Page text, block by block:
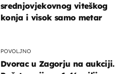
srednjovjekovnog viteškog
konja i visok samo metar
POVOLJNO
Dvorac u Zagorju na aukciji.